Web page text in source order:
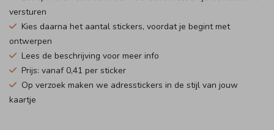
versturen
Kies daarna het aantal stickers, voordat je begint met
ontwerpen
Lees de beschrijving voor meer info
Prijs: vanaf 0,41 per sticker
Op verzoek maken we adresstickers in de stijl van jouw
kaartje